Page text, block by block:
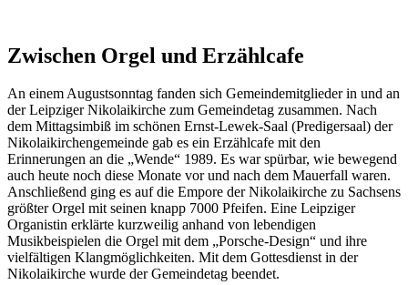
Zwischen Orgel und Erzählcafe
An einem Augustsonntag fanden sich Gemeindemitglieder in und an
der Leipziger Nikolaikirche zum Gemeindetag zusammen. Nach
dem Mittagsimbiß im schönen Ernst-Lewek-Saal (Predigersaal) der
Nikolaikirchengemeinde gab es ein Erzählcafe mit den
Erinnerungen an die „Wende“ 1989. Es war spürbar, wie bewegend
auch heute noch diese Monate vor und nach dem Mauerfall waren.
Anschließend ging es auf die Empore der Nikolaikirche zu Sachsens
größter Orgel mit seinen knapp 7000 Pfeifen. Eine Leipziger
Organistin erklärte kurzweilig anhand von lebendigen
Musikbeispielen die Orgel mit dem „Porsche-Design“ und ihre
vielfältigen Klangmöglichkeiten. Mit dem Gottesdienst in der
Nikolaikirche wurde der Gemeindetag beendet.